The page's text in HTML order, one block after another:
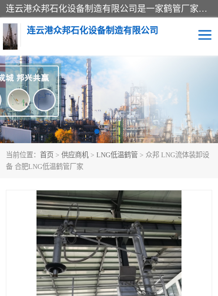
连云港众邦石化设备制造有限公司是一家鹤管厂家主营：鹤管、装车鹤管等，是致力于石油、石化等流体装卸设备(主要产品如鹤管、输油臂、脱缆钩等)的咨询、设计、制造、检测、安装指导、系统调试、维修维护等业务的公司。
连云港众邦石化设备制造有限公司
当前位置： 首页 > 供应商机 > LNG低温鹤管 > 众邦 LNG流体装卸设
备 合肥LNG低温鹤管厂家
鹤管 顶部装卸鹤管
底部装卸鹤管 LNG低温鹤管
液氨鹤管 液化气鹤管
鹤管配件 活动梯栈台
撬装系统设备 装车鹤管